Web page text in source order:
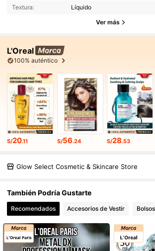
Textura: Líquido
Ver más
L'Oreal
100% auténtico
S/20.11 S/56.24 S/28.53
Glow Select Cosmetic & Skincare Store
También Podría Gustarte
Recomendados Accesorios de Vestir